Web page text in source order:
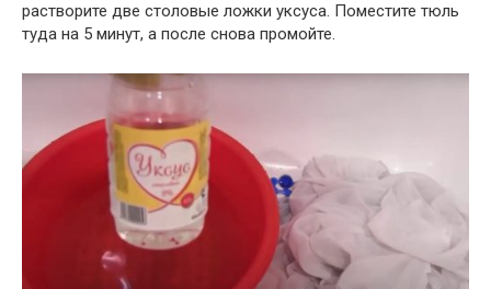
растворите две столовые ложки уксуса. Поместите тюль
туда на 5 минут, а после снова промойте.